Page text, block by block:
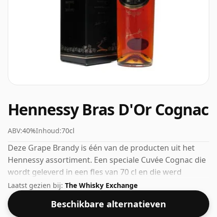
Hennessy Bras D'Or Cognac
ABV:40%Inhoud:70cl
Deze Grape Brandy is één van de producten uit het
Hennessy assortiment. Een speciale Cuvée Cognac die
wordt geleverd in een fles van 70 cl en die werd
uitgebracht met een alcoholpercentage van 40%.
Laatst gezien bij: The Whisky Exchange
Beschikbare alternatieven